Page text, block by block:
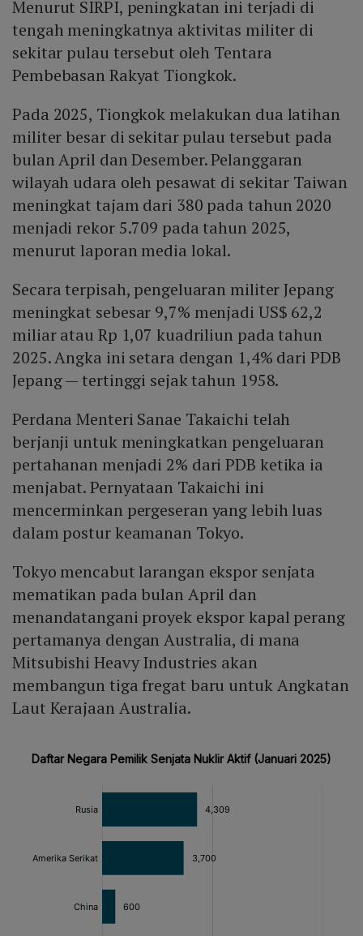
Menurut SIRPI, peningkatan ini terjadi di
tengah meningkatnya aktivitas militer di
sekitar pulau tersebut oleh Tentara
Pembebasan Rakyat Tiongkok.
Pada 2025, Tiongkok melakukan dua latihan
militer besar di sekitar pulau tersebut pada
bulan April dan Desember. Pelanggaran
wilayah udara oleh pesawat di sekitar Taiwan
meningkat tajam dari 380 pada tahun 2020
menjadi rekor 5.709 pada tahun 2025,
menurut laporan media lokal.
Secara terpisah, pengeluaran militer Jepang
meningkat sebesar 9,7% menjadi US$ 62,2
miliar atau Rp 1,07 kuadriliun pada tahun
2025. Angka ini setara dengan 1,4% dari PDB
Jepang — tertinggi sejak tahun 1958.
Perdana Menteri Sanae Takaichi telah
berjanji untuk meningkatkan pengeluaran
pertahanan menjadi 2% dari PDB ketika ia
menjabat. Pernyataan Takaichi ini
mencerminkan pergeseran yang lebih luas
dalam postur keamanan Tokyo.
Tokyo mencabut larangan ekspor senjata
mematikan pada bulan April dan
menandatangani proyek ekspor kapal perang
pertamanya dengan Australia, di mana
Mitsubishi Heavy Industries akan
membangun tiga fregat baru untuk Angkatan
Laut Kerajaan Australia.